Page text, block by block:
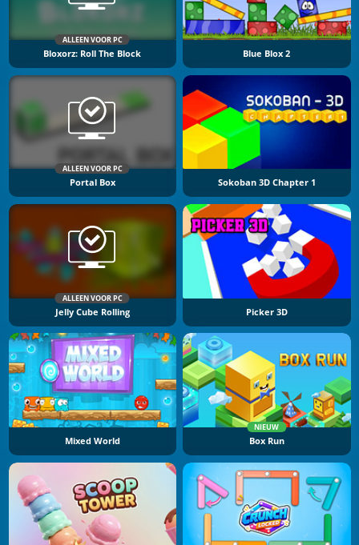
ALLEEN VOOR PC
Bloxorz: Roll The Block Blue Blox 2
ALLEEN VOOR PC
Portal Box Sokoban 3D Chapter 1
ALLEEN VOOR PC
Jelly Cube Rolling Picker 3D
Mixed World
NIEUW
Box Run